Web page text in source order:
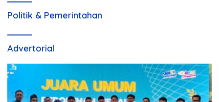
Politik & Pemerintahan
Advertorial